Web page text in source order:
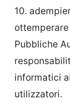
10.
Pubbliche
informatici
utilizzatori.